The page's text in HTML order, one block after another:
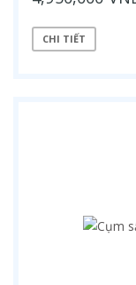
CHI TIẾT